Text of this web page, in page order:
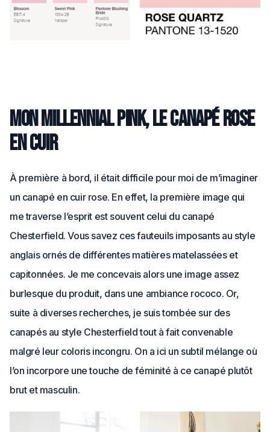
Mon millennial pink, le canapé rose
en cuir
À première à bord, il était difficile pour moi de m’imaginer
un canapé en cuir rose. En effet, la première image qui
me traverse l’esprit est souvent celui du canapé
Chesterfield. Vous savez ces fauteuils imposants au style
anglais ornés de différentes matières matelassées et
capitonnées. Je me concevais alors une image assez
burlesque du produit, dans une ambiance rococo. Or,
suite à diverses recherches, je suis tombée sur des
canapés au style Chesterfield tout à fait convenable
malgré leur coloris incongru. On a ici un subtil mélange où
l’on incorpore une touche de féminité à ce canapé plutôt
brut et masculin.